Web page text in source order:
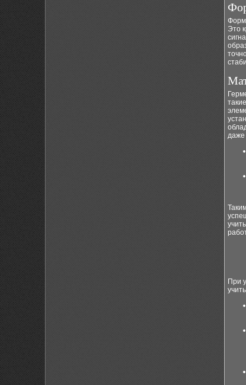
Это
даже
При